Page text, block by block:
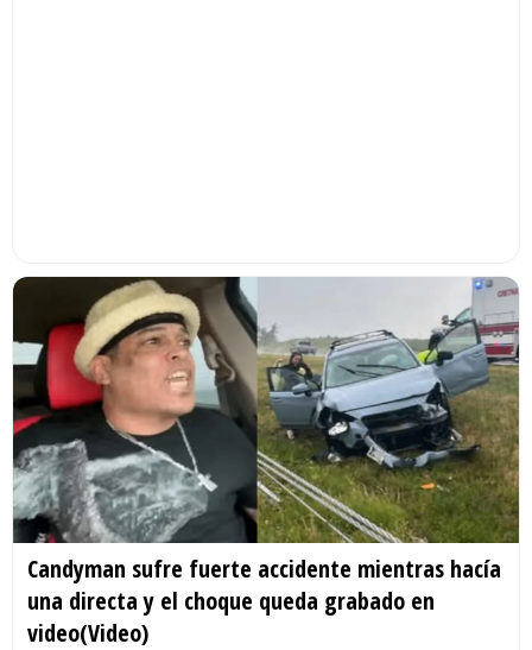
Candyman sufre fuerte accidente mientras hacía
una directa y el choque queda grabado en
video(Video)